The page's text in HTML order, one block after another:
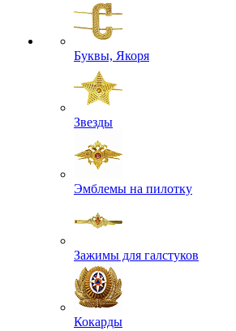
Буквы, Якоря
Звезды
Эмблемы на пилотку
Зажимы для галстуков
Кокарды